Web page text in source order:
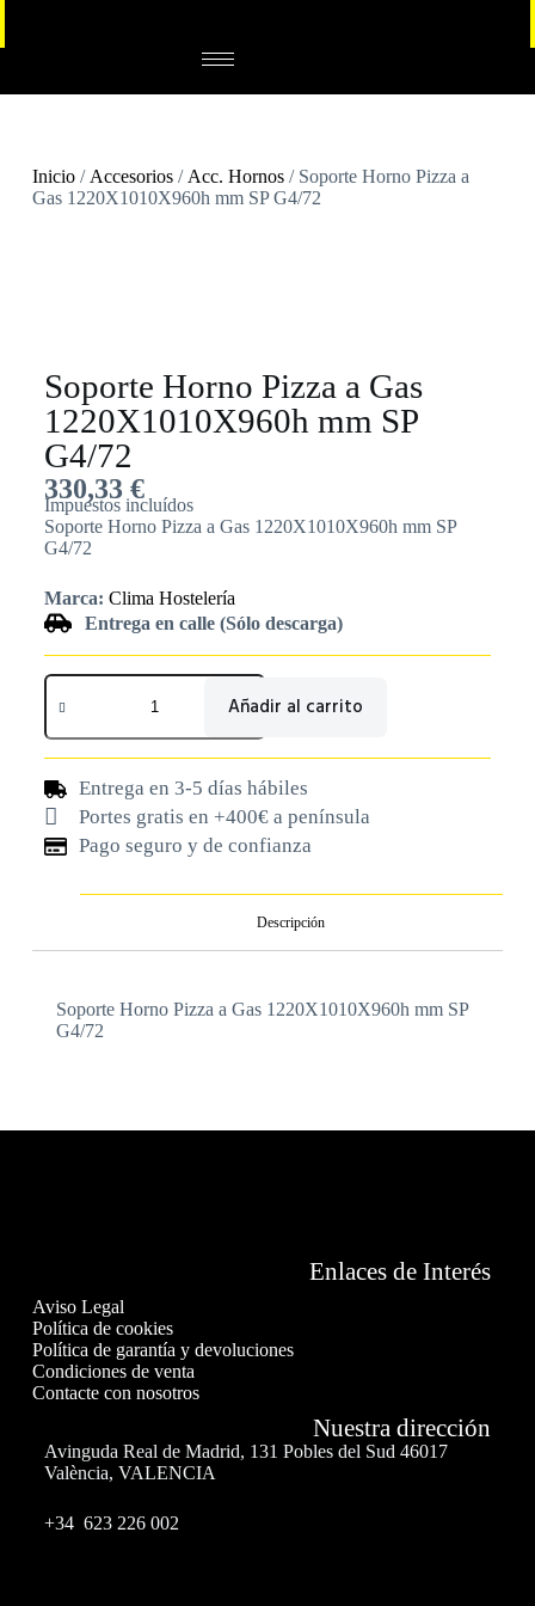
Inicio/ Accesorios/ Acc. Hornos/ Soporte Horno Pizza a
Gas 1220X1010X960h mm SP G4/72
Soporte Horno Pizza a Gas
1220X1010X960h mm SP
G4/72
330,33 €
Impuestos incluídos
Soporte Horno Pizza a Gas 1220X1010X960h mm SP
G4/72
Marca: Clima Hostelería
Entrega en calle (Sólo descarga)
Añadir al carrito
Entrega en 3-5 días hábiles
Portes gratis en +400€ a península
Pago seguro y de confianza
Descripción
Soporte Horno Pizza a Gas 1220X1010X960h mm SP
G4/72
Enlaces de Interés
Aviso Legal
Política de cookies
Política de garantía y devoluciones
Condiciones de venta
Contacte con nosotros
Nuestra dirección
Avinguda Real de Madrid, 131 Pobles del Sud 46017
València, VALENCIA
+34 623 226 002